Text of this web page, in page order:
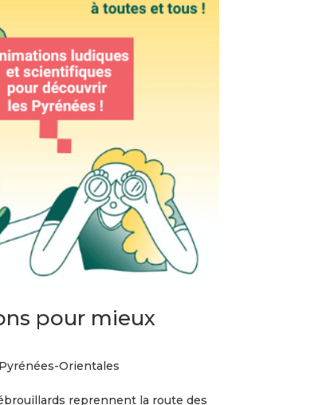
pour mieux
Pyrénées-Orientales
reprennent la route des